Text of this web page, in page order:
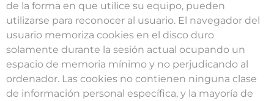
de la forma en que utilice su equipo, pueden
utilizarse para reconocer al usuario. El navegador del
usuario memoriza cookies en el disco duro
solamente durante la sesión actual ocupando un
espacio de memoria mínimo y no perjudicando al
ordenador. Las cookies no contienen ninguna clase
de información personal específica, y la mayoría de